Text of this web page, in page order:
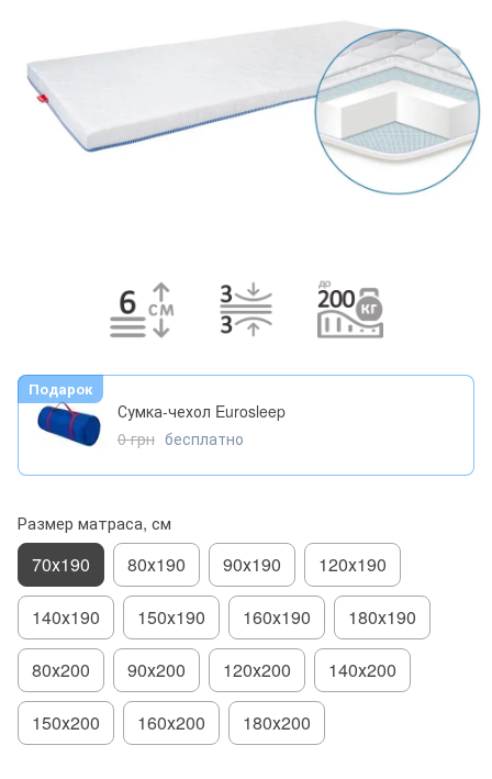
Подарок
Сумка-чехол Eurosleep
0 грн бесплатно
Размер матраса, см
70х190 80х190 90х190 120х190
140х190 150х190 160х190 180х190
80х200 90х200 120х200 140х200
150х200 160х200 180х200